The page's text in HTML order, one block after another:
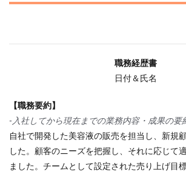
職務経歴書
日付＆氏名
【職務要約】
-入社してから現在までの業務内容・成果の要
自社で開発した美容液の販売を担当し、新規
した。顧客のニーズを把握し、それに応じて
ました。チームとして設定された売り上げ目